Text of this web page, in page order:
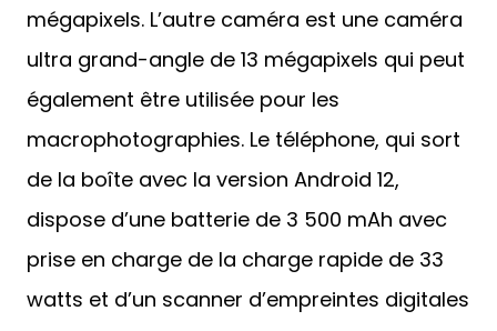
mégapixels. L’autre caméra est une caméra
ultra grand-angle de 13 mégapixels qui peut
également être utilisée pour les
macrophotographies. Le téléphone, qui sort
de la boîte avec la version Android 12,
dispose d’une batterie de 3 500 mAh avec
prise en charge de la charge rapide de 33
watts et d’un scanner d’empreintes digitales